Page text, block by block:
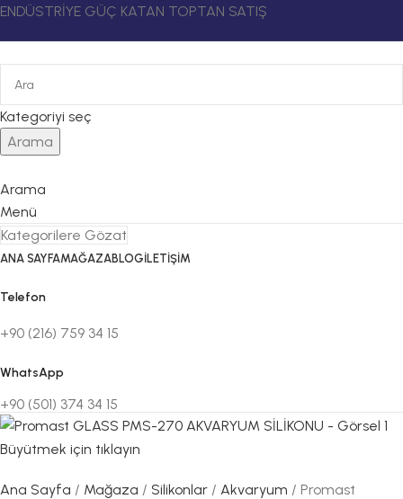
ENDÜSTRİYE GÜÇ KATAN TOPTAN SATIŞ
Kategoriyi seç
Arama
Arama
Menü
Kategorilere Gözat
ANA SAYFAMAĞAZABLOGİLETIŞIM
Telefon
+90 (216) 759 34 15
WhatsApp
+90 (501) 374 34 15
Büyütmek için tıklayın
Ana Sayfa Mağaza Silikonlar Akvaryum
Promast